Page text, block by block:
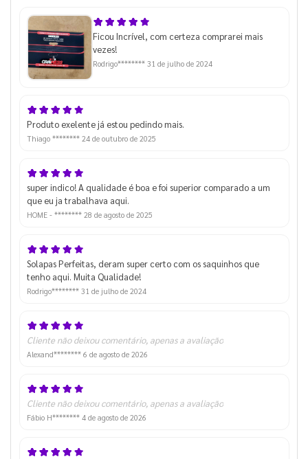
Ficou Incrível, com certeza comprarei mais
vezes!
Rodrigo******** 31 de julho de 2024
Produto exelente já estou pedindo mais.
Thiago ******** 24 de outubro de 2025
super indico! A qualidade é boa e foi superior comparado a um
que eu ja trabalhava aqui.
HOME - ******** 28 de agosto de 2025
Solapas Perfeitas, deram super certo com os saquinhos que
tenho aqui. Muita Qualidade!
Rodrigo******** 31 de julho de 2024
Cliente não deixou comentário, apenas a avaliação
Alexand******** 6 de agosto de 2026
Cliente não deixou comentário, apenas a avaliação
Fábio H******** 4 de agosto de 2026